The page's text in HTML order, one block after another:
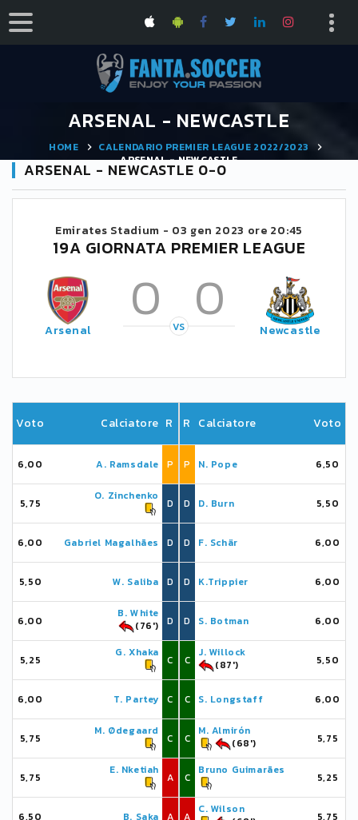
ARSENAL - NEWCASTLE
HOME
CALENDARIO PREMIER LEAGUE 2022/2023
ARSENAL - NEWCASTLE
ARSENAL - NEWCASTLE 0-0
Emirates Stadium - 03 gen 2023 ore 20:45
19A GIORNATA PREMIER LEAGUE
Arsenal 0 0
VS Newcastle
Voto Calciatore R
6,00 A. Ramsdale P
5,75
O. Zinchenko
D
6,00 Gabriel Magalhães D
5,50 W. Saliba D
6,00
B. White
(76')
D
5,25
G. Xhaka
C
6,00 T. Partey C
5,75
M. Ødegaard
C
5,75
E. Nketiah
A
6,50 B. Saka A
R Calciatore Voto
P N. Pope 6,50
D D. Burn 5,50
D F. Schär 6,00
D K.Trippier 6,00
D S. Botman 6,00
C
J. Willock
(87')
5,50
C S. Longstaff 6,00
C
M. Almirón
(68')
5,75
C
Bruno Guimarães
5,25
A
C. Wilson
5,75